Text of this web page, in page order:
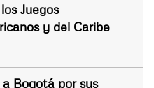
Juegos
y del Caribe
Bogotá por sus